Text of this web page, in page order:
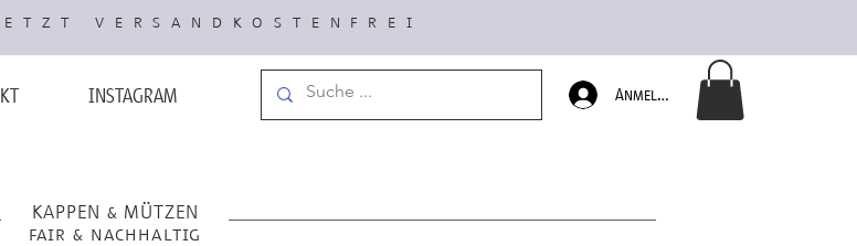
VERSANDKOSTENFREI
INSTAGRAM Anmelden
KAPPEN & MÜTZEN
fair & nachhaltig